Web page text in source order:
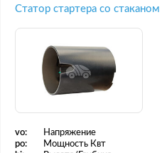
Статор стартера со стаканом
vo: Напряжение
po:
Мощность Квт